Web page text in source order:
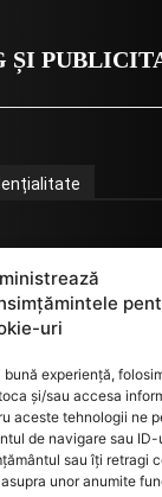
uri
experiență,
și/sau accesa
aceste tehnologii ne
de navigare sau
sau îți retragi
unor anumite
ȘI